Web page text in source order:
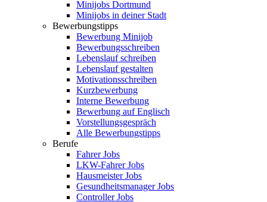
Minijobs Dortmund
Minijobs in deiner Stadt
Bewerbungstipps
Bewerbung Minijob
Bewerbungsschreiben
Lebenslauf schreiben
Lebenslauf gestalten
Motivationsschreiben
Kurzbewerbung
Interne Bewerbung
Bewerbung auf Englisch
Vorstellungsgespräch
Alle Bewerbungstipps
Berufe
Fahrer Jobs
LKW-Fahrer Jobs
Hausmeister Jobs
Gesundheitsmanager Jobs
Controller Jobs